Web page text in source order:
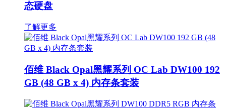
态硬盘
了解更多
佰维 Black Opal黑耀系列 OC Lab DW100 192
GB (48 GB x 4) 内存条套装